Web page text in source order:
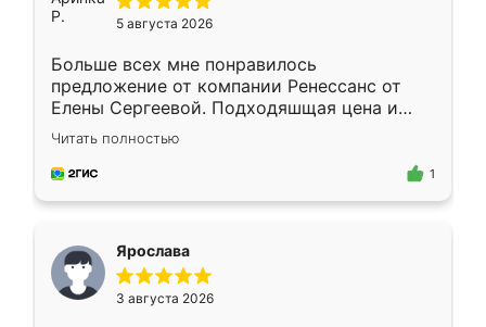
5 августа 2026
Больше всех мне понравилось
предложение от компании Ренессанс от
Елены Сергеевой. Подходяшщая цена и
короткие сроки изготовления. Приехавший
для замера сотрудник Владислав
предложил по моему эскизу самый
Читать полностью
1
Ярослава
3 августа 2026